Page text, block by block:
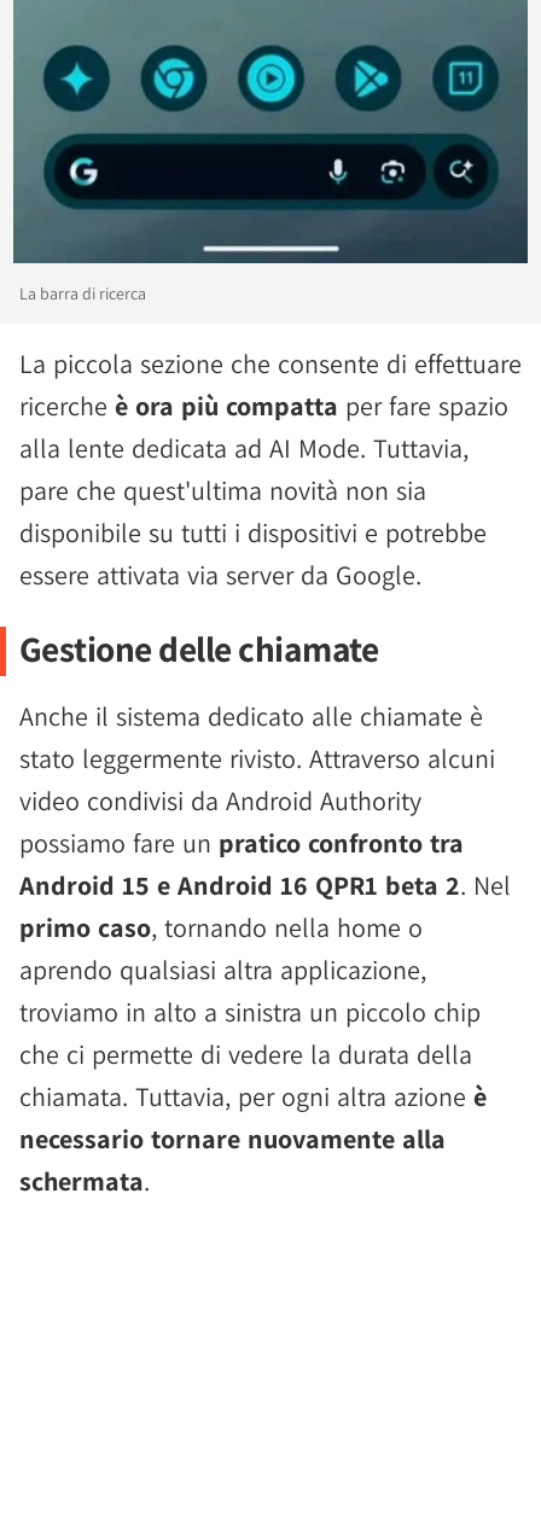
La barra di ricerca
La piccola sezione che consente di effettuare
ricerche è ora più compatta per fare spazio
alla lente dedicata ad AI Mode. Tuttavia,
pare che quest'ultima novità non sia
disponibile su tutti i dispositivi e potrebbe
essere attivata via server da Google.
Gestione delle chiamate
Anche il sistema dedicato alle chiamate è
stato leggermente rivisto. Attraverso alcuni
video condivisi da Android Authority
possiamo fare un pratico confronto tra
Android 15 e Android 16 QPR1 beta 2. Nel
primo caso, tornando nella home o
aprendo qualsiasi altra applicazione,
troviamo in alto a sinistra un piccolo chip
che ci permette di vedere la durata della
chiamata. Tuttavia, per ogni altra azione è
necessario tornare nuovamente alla
schermata.